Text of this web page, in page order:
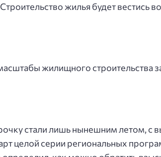
жилья будет вестись
жилищного строительства
стали лишь нынешним летом, с
целой серии региональных